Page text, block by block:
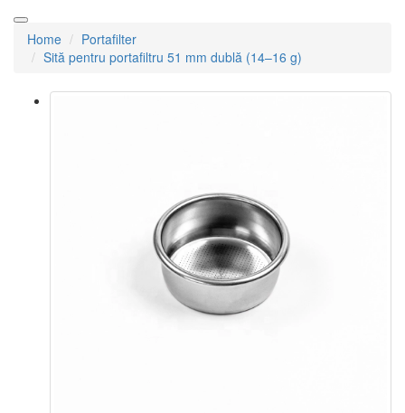
Home
Portafilter
Sită pentru portafiltru 51 mm dublă (14–16 g)